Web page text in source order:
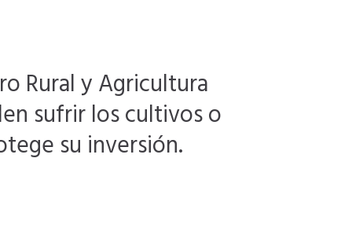
Rural y Agricultura
sufrir los cultivos o
su inversión.